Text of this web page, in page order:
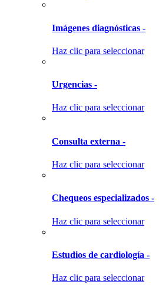
Imágenes diagnósticas -
Haz clic para seleccionar
Urgencias -
Haz clic para seleccionar
Consulta externa -
Haz clic para seleccionar
Chequeos especializados -
Haz clic para seleccionar
Estudios de cardiología -
Haz clic para seleccionar